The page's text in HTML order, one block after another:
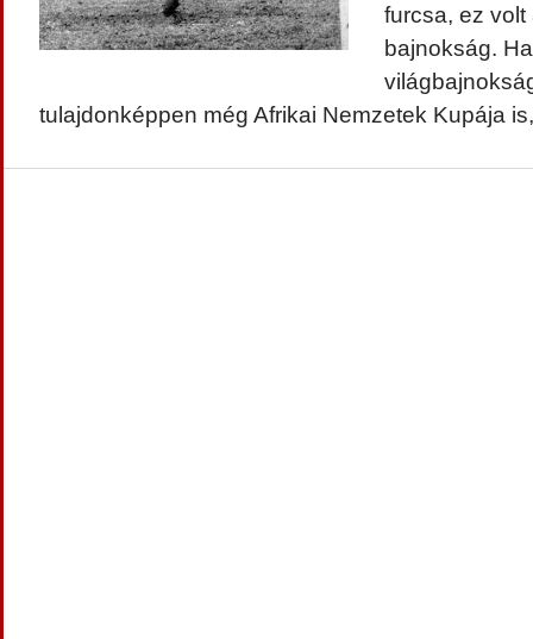
furcsa, ez
bajnokság.
tulajdonképpen még Afrikai Nemzetek Kupája